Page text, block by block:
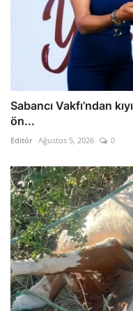
Sabancı Vakfı’ndan
ön...
Editör Ağustos 5, 2026 0